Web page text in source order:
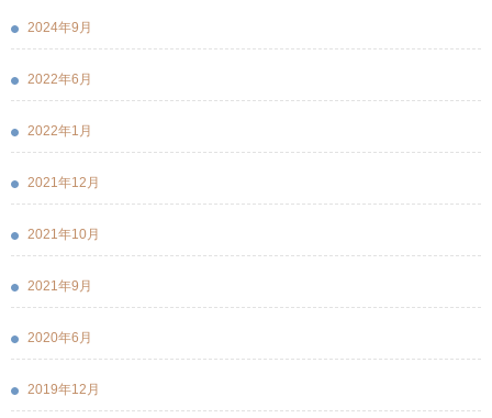
2024年9月
2022年6月
2022年1月
2021年12月
2021年10月
2021年9月
2020年6月
2019年12月